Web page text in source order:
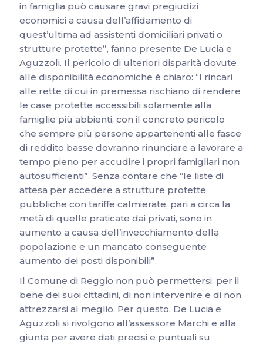
in famiglia può causare gravi pregiudizi
economici a causa dell’affidamento di
quest’ultima ad assistenti domiciliari privati o
strutture protette”, fanno presente De Lucia e
Aguzzoli. Il pericolo di ulteriori disparità dovute
alle disponibilità economiche è chiaro: “I rincari
alle rette di cui in premessa rischiano di rendere
le case protette accessibili solamente alla
famiglie più abbienti, con il concreto pericolo
che sempre più persone appartenenti alle fasce
di reddito basse dovranno rinunciare a lavorare a
tempo pieno per accudire i propri famigliari non
autosufficienti”. Senza contare che “le liste di
attesa per accedere a strutture protette
pubbliche con tariffe calmierate, pari a circa la
metà di quelle praticate dai privati, sono in
aumento a causa dell’invecchiamento della
popolazione e un mancato conseguente
aumento dei posti disponibili”.
Il Comune di Reggio non può permettersi, per il
bene dei suoi cittadini, di non intervenire e di non
attrezzarsi al meglio. Per questo, De Lucia e
Aguzzoli si rivolgono all’assessore Marchi e alla
giunta per avere dati precisi e puntuali su